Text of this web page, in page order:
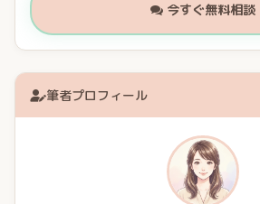
今すぐ無料相談
筆者プロフィール